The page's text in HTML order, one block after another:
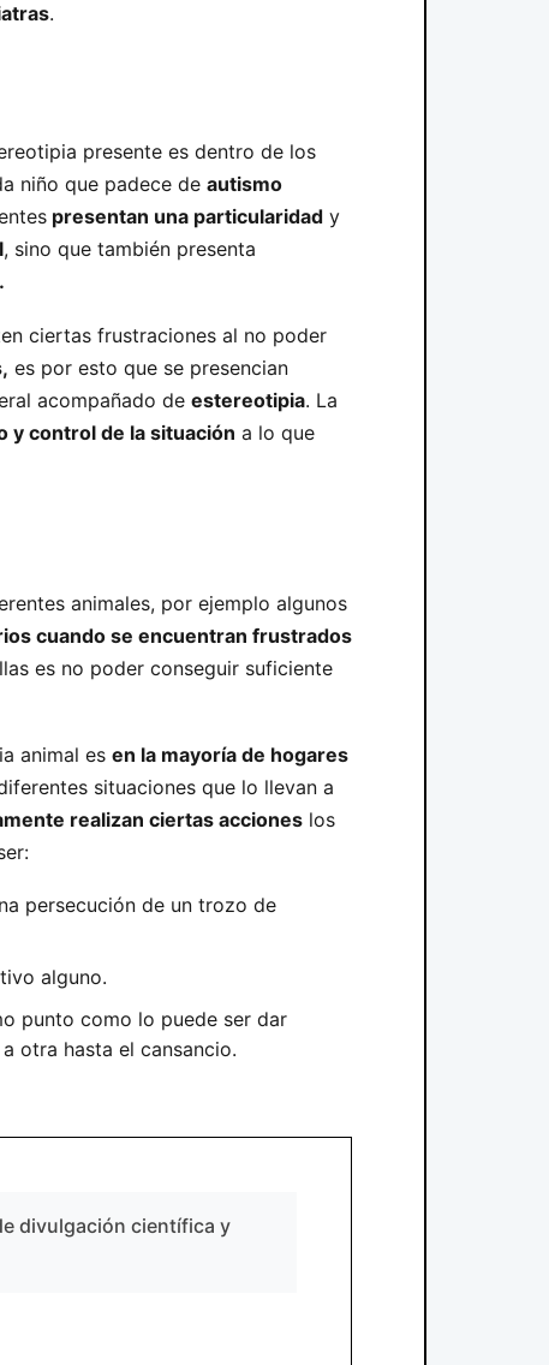
.
presente es dentro de los
niño que padece de autismo
presentan una particularidad y
, sino que también presenta
ciertas frustraciones al no poder
es por esto que se presencian
acompañado de estereotipia. La
y control de la situación a lo que
animales, por ejemplo algunos
cuando se encuentran frustrados
es no poder conseguir suficiente
animal es en la mayoría de hogares
situaciones que lo llevan a
realizan ciertas acciones los
persecución de un trozo de
alguno.
punto como lo puede ser dar
otra hasta el cansancio.
divulgación científica y